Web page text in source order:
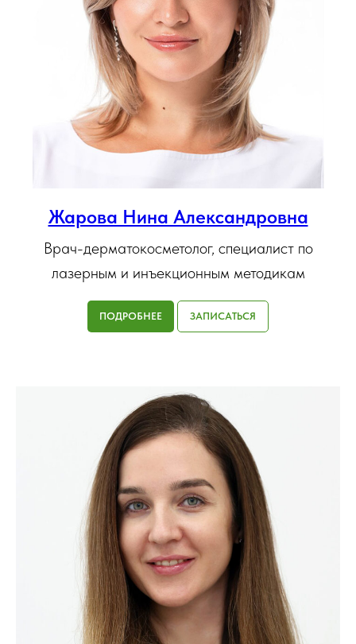
Жарова Нина Александровна
Врач-дерматокосметолог, специалист по
лазерным и инъекционным методикам
ПОДРОБНЕЕ ЗАПИСАТЬСЯ